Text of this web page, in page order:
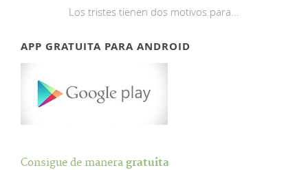
Los tristes tienen dos motivos para...
APP GRATUITA PARA ANDROID
Consigue de manera gratuita